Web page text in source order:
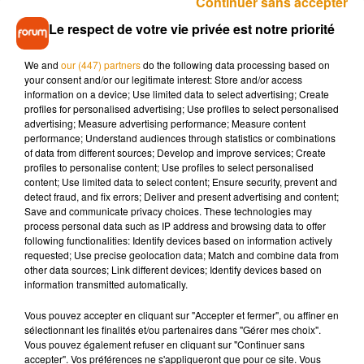
à 17h, sur le site oneplanetsummit.fr
"agir pour la préservation de la planète
de façon très concrète"
Or, la diplomatie verte a pris du retard, avec une quasi année
blanche en 2020. Le "One Planet" ambitionne donc de
"participer à la construction de la mobilisation" pour réussir
cette séquence diplomatique en "montrant qu'il est possible
d'agir pour la préservation de la planète, de la biodiversité, de
façon très concrète".
Concernant laprotection des écosystèmes, le sommet veut
chapeautée par la France, la Grande-Bretagne et le Costa
Rica -, avec pour objectif d'y intégrer une cinquantaine de
pays, chacun s'engageant àplacer 30% de son territoire en
Le respect de votre vie privée est notre priorité
We and our (447) partnersdo the following data processing based on
your consent and/or our legitimate interest: Store and/or access
information on a device; Use limited data to select advertising; Create
profiles for personalised advertising; Use profiles to select personalised
advertising; Measure advertising performance; Measure content
performance; Understand audiences through statistics or combinations
of data from different sources; Develop and improve services; Create
profiles to personalise content; Use profiles to select personalised
content; Use limited data to select content; Ensure security, prevent and
detect fraud, and fix errors; Deliver and present advertising and content;
Save and communicate privacy choices. These technologies may
process personal data such as IP address and browsing data to offer
following functionalities: Identify devices based on information actively
requested; Use precise geolocation data; Match and combine data from
other data sources; Link different devices; Identify devices based on
information transmitted automatically.
Vous pouvez accepter en cliquant sur "Accepter et fermer", ou affiner en
sélectionnant les finalités et/ou partenaires dans "Gérer mes choix".
Vous pouvez également refuser en cliquant sur "Continuer sans
accepter". Vos préférences ne s'appliqueront que pour ce site. Vous